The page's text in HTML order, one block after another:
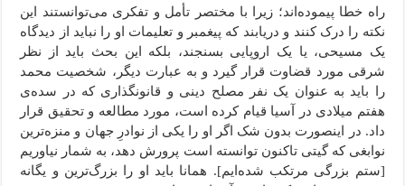
راه خطا پیموده‌اند؛ زیرا با مختصر تأمل و تفکری می‌توانستند این
نکته را درک کنند و دریابند که پیغمبر و تعلیمات او را نباید از دیدگاه
یک مسیحی، یا یک اروپایی بسنجند، بلکه این بحث باید از نظر
شرقی مورد قضاوت قرار گیرد و به عبارت دیگر، شخصیت محمد
را باید به عنوان یک نفر مصلح دینی و قانونگذاری که در سده‌ی
هفتم میلادی در آسیا قیام کرده است، مورد مطالعه و تحقیق قرار
داد. در اینصورت بدون شک اگر او را یکی از نوادرِ جهان و منزه‌ترین
نوابغی که گیتی تاکنون توانسته است پرورش دهد، به شمار نیاوریم
[ستم بزرگی مرتکب شده‌ایم]. همانا باید او را بزرگ‌ترین و یگانه